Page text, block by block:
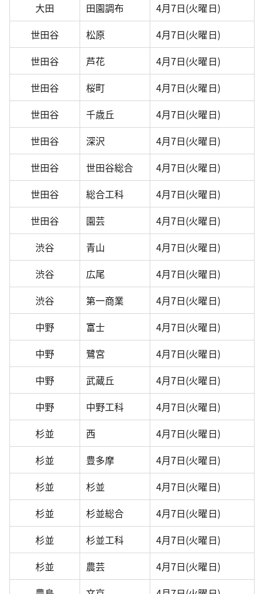
大田
田園調布
4月7日(火曜日)
世田谷
松原
4月7日(火曜日)
世田谷
芦花
4月7日(火曜日)
世田谷
桜町
4月7日(火曜日)
世田谷
千歳丘
4月7日(火曜日)
世田谷
深沢
4月7日(火曜日)
世田谷
世田谷総合
4月7日(火曜日)
世田谷
総合工科
4月7日(火曜日)
世田谷
園芸
4月7日(火曜日)
渋谷
青山
4月7日(火曜日)
渋谷
広尾
4月7日(火曜日)
渋谷
第一商業
4月7日(火曜日)
中野
富士
4月7日(火曜日)
中野
鷺宮
4月7日(火曜日)
中野
武蔵丘
4月7日(火曜日)
中野
中野工科
4月7日(火曜日)
杉並
西
4月7日(火曜日)
杉並
豊多摩
4月7日(火曜日)
杉並
杉並
4月7日(火曜日)
杉並
杉並総合
4月7日(火曜日)
杉並
杉並工科
4月7日(火曜日)
杉並
農芸
4月7日(火曜日)